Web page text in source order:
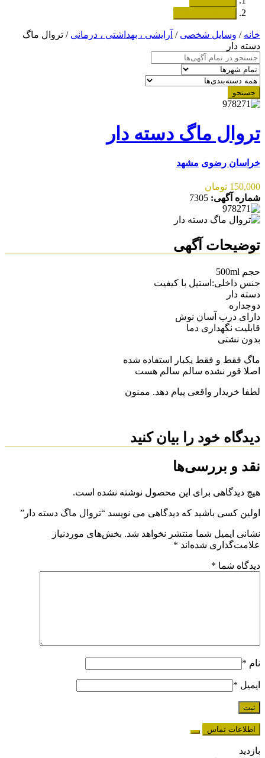
خانه/ وسایل شخصی / آرایشی ، بهداشتی ، درمانی / تروال ماگ
دسته دار
جستجو
تروال ماگ دسته دار
خراسان رضوی مشهد
150,000 تومان
شماره آگهی: 7305
توضیحات آگهی
حجم 500ml
جنس داخلی:استیل با کیفیت
دسته دار
دوجداره
دارای درب آسان نوش
قابلیت نگهداری دما
بدون نشتی
ماگ فقط و فقط یکبار استفاده شده
اصلا قور نشده سالم سالم هست
لطفا خریدار واقعی پیام دهد. ممنون
دیدگاه خود را بیان کنید
نقد و بررسی‌ها
هیچ دیدگاهی برای این محصول نوشته نشده است.
اولین کسی باشید که دیدگاهی می نویسد “تروال ماگ دسته دار”
نشانی ایمیل شما منتشر نخواهد شد.بخش‌های موردنیاز
علامت‌گذاری شده‌اند *
دیدگاه شما *
نام *
ایمیل *
اطلاعات تماس
بازدید